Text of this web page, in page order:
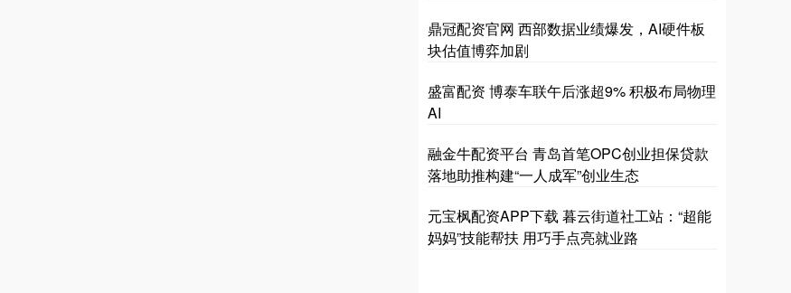
鼎冠配资官网 西部数据业绩爆发，AI硬件板
块估值博弈加剧
盛富配资 博泰车联午后涨超9% 积极布局物理
AI
融金牛配资平台 青岛首笔OPC创业担保贷款
落地助推构建“一人成军”创业生态
元宝枫配资APP下载 暮云街道社工站：“超能
妈妈”技能帮扶 用巧手点亮就业路